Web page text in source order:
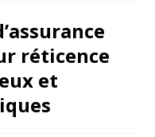
réticence
et